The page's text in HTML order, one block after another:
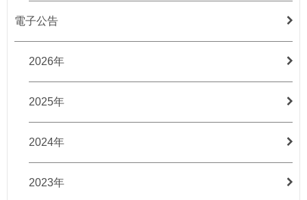
電子公告
2026年
2025年
2024年
2023年